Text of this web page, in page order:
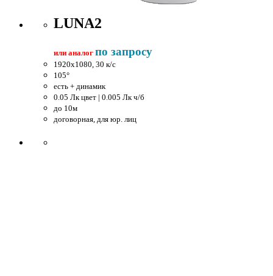
LUNA2
или аналог по запросу
1920x1080, 30 к/c
105°
есть + динамик
0.05 Лк цвет | 0.005 Лк ч/б
до 10м
договорная, для юр. лиц